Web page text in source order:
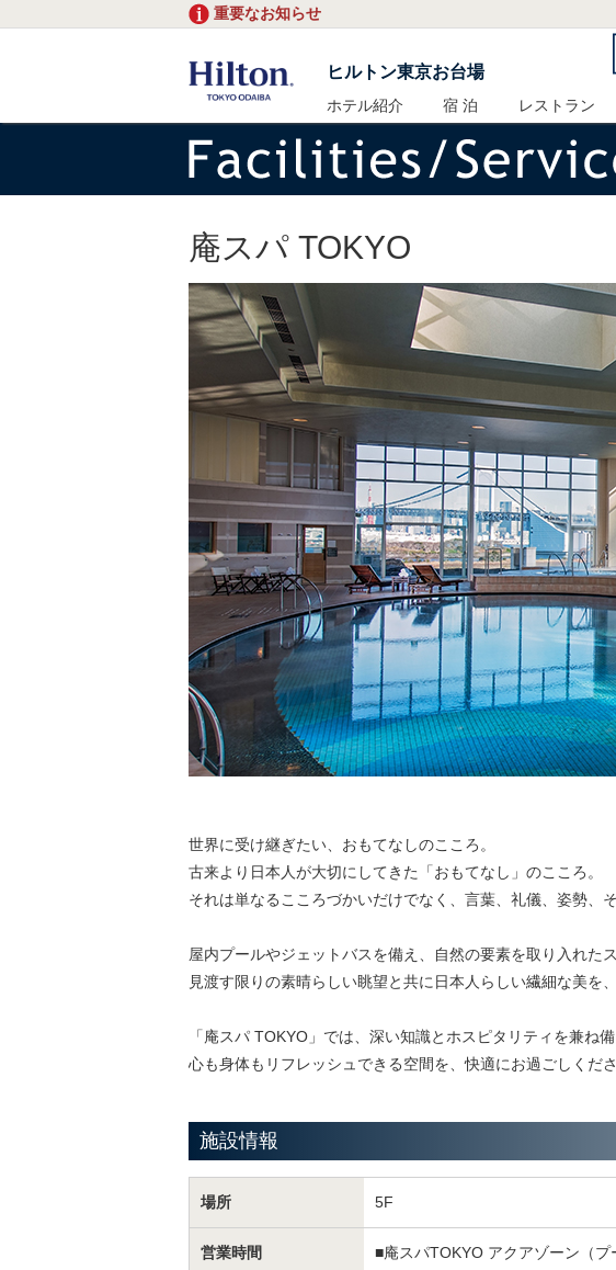
重要なお知らせ
ヒルトン東京お台場
ホテル紹介 宿 泊 レストラン
庵スパ TOKYO
世界に受け継ぎたい、おもてなしのこころ。
古来より日本人が大切にしてきた「おもてなし」のこころ。
それは単なるこころづかいだけでなく、言葉、礼儀、姿勢、
屋内プールやジェットバスを備え、自然の要素を取り入れた
見渡す限りの素晴らしい眺望と共に日本人らしい繊細な美を
「庵スパ TOKYO」では、深い知識とホスピタリティを兼ね
心も身体もリフレッシュできる空間を、快適にお過ごしくださ
施設情報
場所 5F
営業時間
■庵スパTOKYO アクアゾーン（